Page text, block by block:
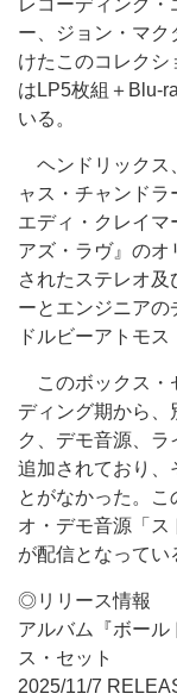
レコーディング
ー、ジョン・マ
けたこのコレクシ
はLP5枚組＋Blu-
いる。
ヘンドリックス
ャス・チャンド
エディ・クレイマ
アズ・ラヴ』の
されたステレオ
ーとエンジニアの
ドルビーアトモス
このボックス・
ディング期から、
ク、デモ音源、
追加されており、
とがなかった。
オ・デモ音源「ス
が配信となってい
◎リリース情報
アルバム『ボール
ス・セット
2025/11/7